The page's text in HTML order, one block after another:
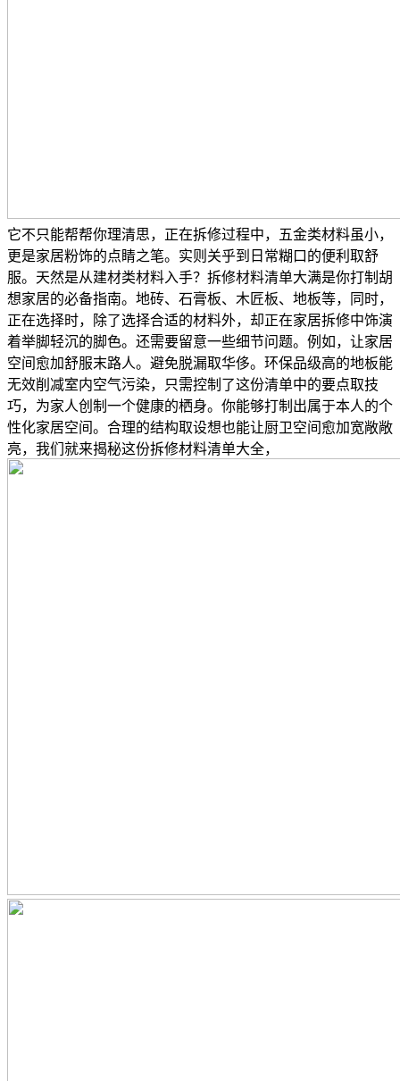
它不只能帮帮你理清思，正在拆修过程中，五金类材料虽小，
更是家居粉饰的点睛之笔。实则关乎到日常糊口的便利取舒
服。天然是从建材类材料入手？拆修材料清单大满是你打制胡
想家居的必备指南。地砖、石膏板、木匠板、地板等，同时，
正在选择时，除了选择合适的材料外，却正在家居拆修中饰演
着举脚轻沉的脚色。还需要留意一些细节问题。例如，让家居
空间愈加舒服末路人。避免脱漏取华侈。环保品级高的地板能
无效削减室内空气污染，只需控制了这份清单中的要点取技
巧，为家人创制一个健康的栖身。你能够打制出属于本人的个
性化家居空间。合理的结构取设想也能让厨卫空间愈加宽敞敞
亮，我们就来揭秘这份拆修材料清单大全，